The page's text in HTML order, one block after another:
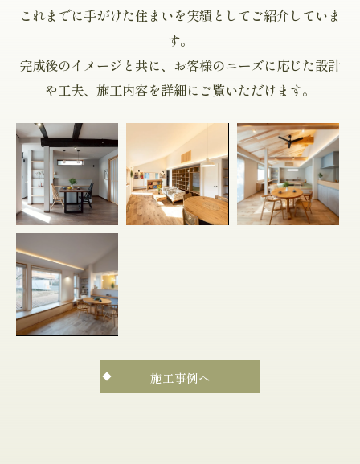
これまでに手がけた住まいを実績としてご紹介していま
す。
完成後のイメージと共に、お客様のニーズに応じた設計
や工夫、施工内容を詳細にご覧いただけます。
施工事例へ